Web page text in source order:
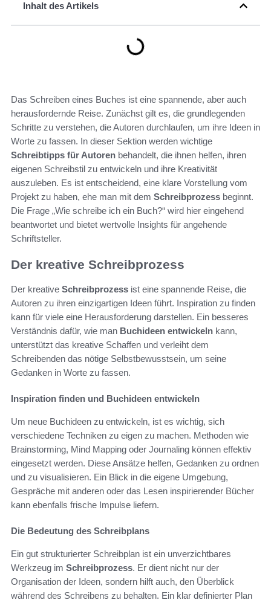
Inhalt des Artikels
Das Schreiben eines Buches ist eine spannende, aber auch
herausfordernde Reise. Zunächst gilt es, die grundlegenden
Schritte zu verstehen, die Autoren durchlaufen, um ihre Ideen in
Worte zu fassen. In dieser Sektion werden wichtige
Schreibtipps für Autoren behandelt, die ihnen helfen, ihren
eigenen Schreibstil zu entwickeln und ihre Kreativität
auszuleben. Es ist entscheidend, eine klare Vorstellung vom
Projekt zu haben, ehe man mit dem Schreibprozess beginnt.
Die Frage „Wie schreibe ich ein Buch?“ wird hier eingehend
beantwortet und bietet wertvolle Insights für angehende
Schriftsteller.
Der kreative Schreibprozess
Der kreative Schreibprozess ist eine spannende Reise, die
Autoren zu ihren einzigartigen Ideen führt. Inspiration zu finden
kann für viele eine Herausforderung darstellen. Ein besseres
Verständnis dafür, wie man Buchideen entwickeln kann,
unterstützt das kreative Schaffen und verleiht dem
Schreibenden das nötige Selbstbewusstsein, um seine
Gedanken in Worte zu fassen.
Inspiration finden und Buchideen entwickeln
Um neue Buchideen zu entwickeln, ist es wichtig, sich
verschiedene Techniken zu eigen zu machen. Methoden wie
Brainstorming, Mind Mapping oder Journaling können effektiv
eingesetzt werden. Diese Ansätze helfen, Gedanken zu ordnen
und zu visualisieren. Ein Blick in die eigene Umgebung,
Gespräche mit anderen oder das Lesen inspirierender Bücher
kann ebenfalls frische Impulse liefern.
Die Bedeutung des Schreibplans
Ein gut strukturierter Schreibplan ist ein unverzichtbares
Werkzeug im Schreibprozess. Er dient nicht nur der
Organisation der Ideen, sondern hilft auch, den Überblick
während des Schreibens zu behalten. Ein klar definierter Plan